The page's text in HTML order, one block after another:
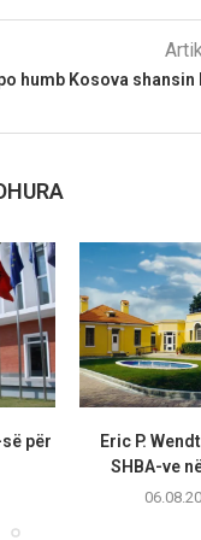
humb Kosova
për
Eric P.
SHBA-ve